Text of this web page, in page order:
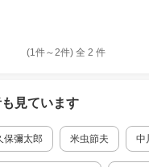
第4章 HACCPに活かす予
P）と一般的衛生管理の勘所
(1件～ 2件) 全 2 件
も見ています
保彌太郎 米虫節夫 中